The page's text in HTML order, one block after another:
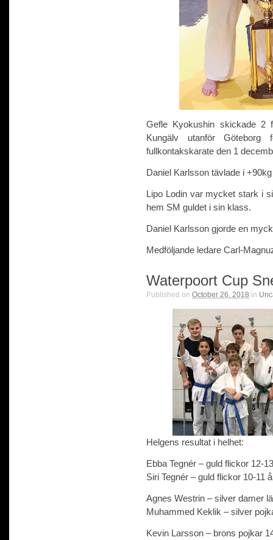
Gefle Kyokushin skickade 2
Kungälv utanför
fullkontakskarate den 1
Daniel Karlsson tävlade i
Lipo Lodin var mycket stark i
hem SM guldet i sin klass.
Daniel Karlsson gjorde en
Medföljande ledare Carl-
Waterpoort Cup
Published on October 26, 2018 in
Helgens resultat i helhet:
Ebba Tegnér – guld flickor 12-
Siri Tegnér – guld flickor 10-11
Agnes Westrin – silver damer
Muhammed Keklik – silver
Kevin Larsson – brons pojkar